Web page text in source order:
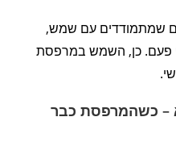
שמתמודדים עם שמש,
פעם. כן, השמש במרפסת
– כשהמרפסת כבר